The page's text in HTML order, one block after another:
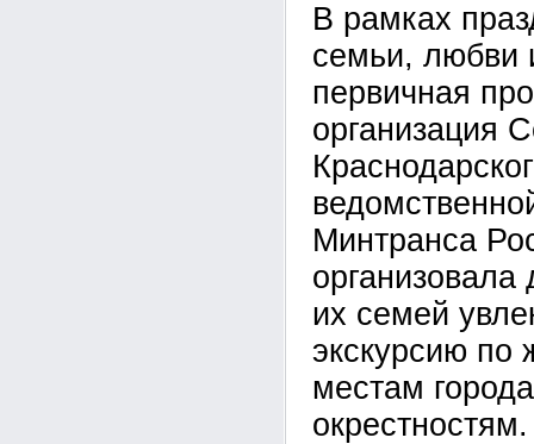
В рамках
семьи, любви
первичная
организация
Минтранса
организовала
их семей
экскурсию по
местам
окрестностям.